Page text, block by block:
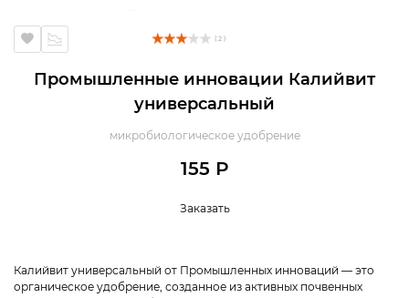
( 2 )
Промышленные инновации Калийвит
универсальный
микробиологическое удобрение
155 Р
Заказать
Калийвит универсальный от Промышленных инноваций ― это
органическое удобрение, созданное из активных почвенных